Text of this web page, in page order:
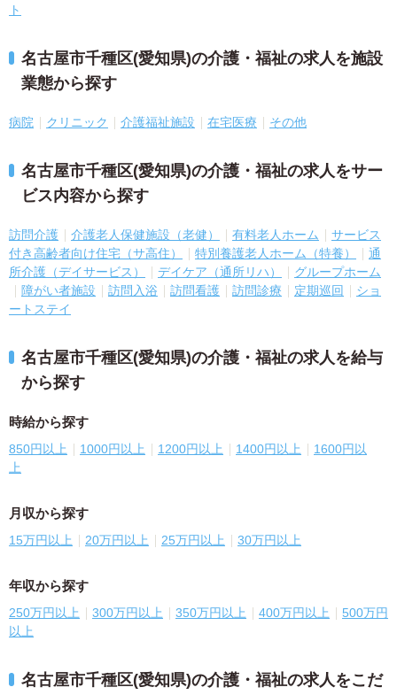
ト
名古屋市千種区(愛知県)の介護・福祉の求人を施設
業態から探す
病院 クリニック 介護福祉施設 在宅医療 その他
名古屋市千種区(愛知県)の介護・福祉の求人をサー
ビス内容から探す
訪問介護 介護老人保健施設（老健） 有料老人ホーム
サービス
付き高齢者向け住宅（サ高住）
特別養護老人ホーム（特養）
通
所介護（デイサービス）
デイケア（通所リハ）
グループホーム
障がい者施設
訪問入浴 訪問看護 訪問診療 定期巡回
ショ
ートステイ
名古屋市千種区(愛知県)の介護・福祉の求人を給与
から探す
時給から探す
850円以上 1000円以上 1200円以上 1400円以上
1600円以
上
月収から探す
15万円以上 20万円以上 25万円以上 30万円以上
年収から探す
250万円以上 300万円以上 350万円以上 400万円以上
500万円
以上
名古屋市千種区(愛知県)の介護・福祉の求人をこだ